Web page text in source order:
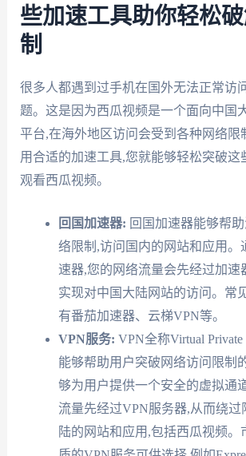
些加速工具助你轻松
制
很多人都遇到过手机在国外无法正常访
题。这是因为西瓜视频是一个面向中国
平台,在海外地区访问会受到各种网络限
用合适的加速工具,您就能够轻松突破这
观看西瓜视频。
回国加速器: 回国加速器能够帮
络限制,访问国内的网站和应用。
速器,您的网络流量会先经过加速
实现对中国大陆网站的访问。常
有番茄加速器、云梯VPN等。
VPN服务: VPN全称Virtual
能够帮助用户突破网络访问限制
够为用户提供一个安全的虚拟通
流量先经过VPN服务器,从而绕过
陆的网站和应用,包括西瓜视频。